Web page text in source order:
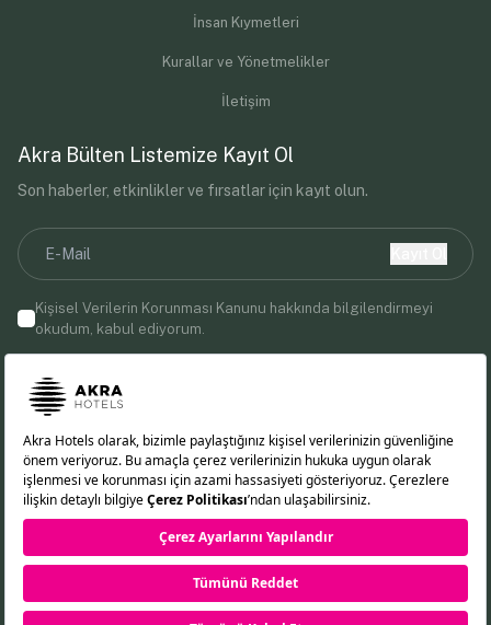
İnsan Kıymetleri
Kurallar ve Yönetmelikler
İletişim
Akra Bülten Listemize Kayıt Ol
Son haberler, etkinlikler ve fırsatlar için kayıt olun.
Kişisel Verilerin Korunması Kanunu hakkında bilgilendirmeyi
okudum, kabul ediyorum.
iletişimleri almayı kabul etmiş olursunuz.
Bizi Takip Edin!
TR
DE
Çerez PolitikasıKVKK Aydınlatma MetniGizlilik İlkeleri